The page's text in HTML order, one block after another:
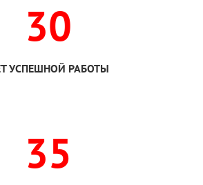
30
УСПЕШНОЙ РАБОТЫ
35